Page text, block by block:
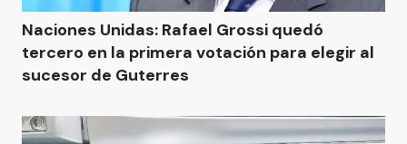
Naciones Unidas: Rafael Grossi quedó
tercero en la primera votación para elegir al
sucesor de Guterres